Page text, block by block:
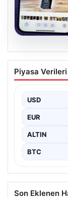
07.08.2026
Piyasa Verileri
USD
EUR
ALTIN
BTC
Son Eklenen